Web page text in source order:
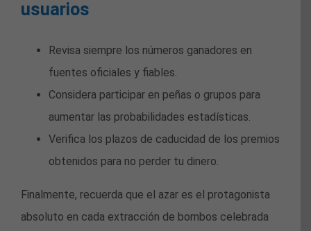
usuarios
Revisa siempre los números ganadores en
fuentes oficiales y fiables.
Considera participar en peñas o grupos para
aumentar las probabilidades estadísticas.
Verifica los plazos de caducidad de los premios
obtenidos para no perder tu dinero.
Finalmente, recuerda que el azar es el protagonista
absoluto en cada extracción de bombos celebrada